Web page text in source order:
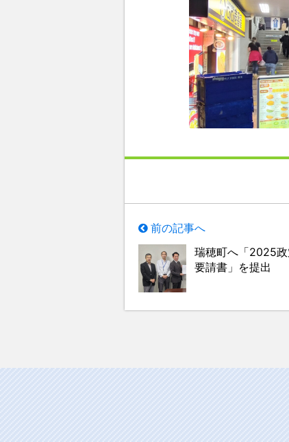
前の記事へ
瑞穂町へ「2025
要請書」を提出